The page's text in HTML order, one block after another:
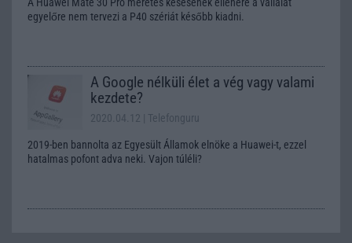
egyelőre nem tervezi a P40 szériát később kiadni.
A Google nélküli élet a vég vagy valami
kezdete?
2020.04.12 | Telefonguru
2019-ben bannolta az Egyesült Államok elnöke a Huawei-t, ezzel
hatalmas pofont adva neki. Vajon túléli?